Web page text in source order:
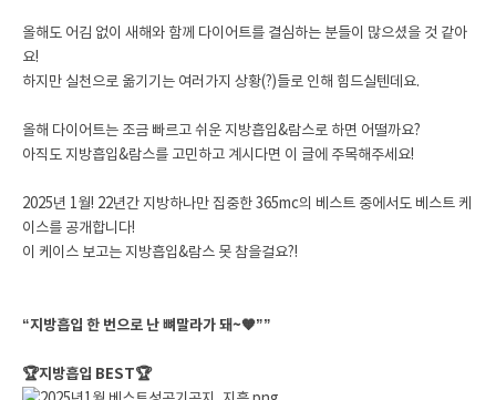
올해도 어김 없이 새해와 함께 다이어트를 결심하는 분들이 많으셨을 것 같아
요!
하지만 실천으로 옮기기는 여러가지 상황(?)들로 인해 힘드실텐데요.
올해 다이어트는 조금 빠르고 쉬운 지방흡입&람스로 하면 어떨까요?
아직도 지방흡입&람스를 고민하고 계시다면 이 글에 주목해주세요!
2025년 1월! 22년간 지방하나만 집중한 365mc의 베스트 중에서도 베스트 케
이스를 공개합니다!
이 케이스 보고는 지방흡입&람스 못 참을걸요?!
“지방흡입 한 번으로 난 뼈말라가 돼~🧡””
🏆지방흡입 BEST🏆